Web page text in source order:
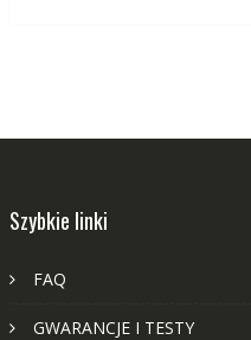
Szybkie linki
FAQ
GWARANCJE I TESTY